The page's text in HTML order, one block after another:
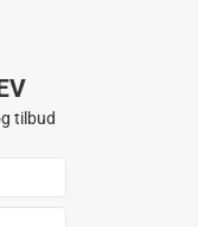
tilbud